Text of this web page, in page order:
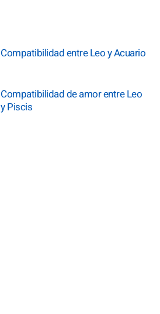
Compatibilidad entre Leo y Acuario
Compatibilidad de amor entre Leo
y Piscis